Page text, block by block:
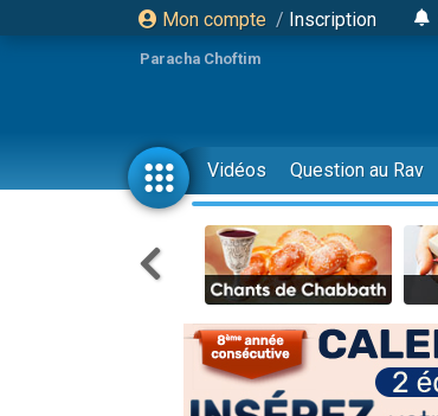
Mon compte / Inscription
Paracha Choftim
Vidéos Question au Rav